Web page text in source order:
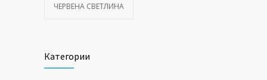
ЧЕРВЕНА СВЕТЛИНА
Категории